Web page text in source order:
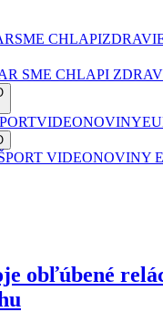
SME CHLAPI
SME CHLAPI
VIDEONOVINY
VIDEONOVINY
obľúbené